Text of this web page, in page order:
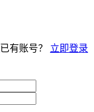
已有账号？ 立即登录